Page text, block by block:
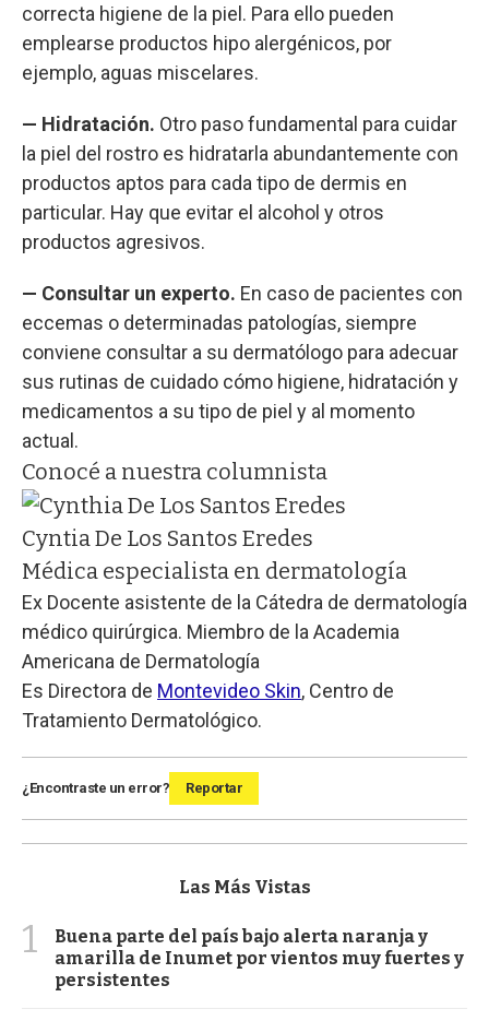
correcta higiene de la piel. Para ello pueden
emplearse productos hipo alergénicos, por
ejemplo, aguas miscelares.
— Hidratación. Otro paso fundamental para cuidar
la piel del rostro es hidratarla abundantemente con
productos aptos para cada tipo de dermis en
particular. Hay que evitar el alcohol y otros
productos agresivos.
— Consultar un experto. En caso de pacientes con
eccemas o determinadas patologías, siempre
conviene consultar a su dermatólogo para adecuar
sus rutinas de cuidado cómo higiene, hidratación y
medicamentos a su tipo de piel y al momento
actual.
Conocé a nuestra columnista
Cyntia De Los Santos Eredes
Médica especialista en dermatología
Ex Docente asistente de la Cátedra de dermatología
médico quirúrgica. Miembro de la Academia
Americana de Dermatología
Es Directora de Montevideo Skin, Centro de
Tratamiento Dermatológico.
¿Encontraste un error? Reportar
Las Más Vistas
1
Buena parte del país bajo alerta naranja y
amarilla de Inumet por vientos muy fuertes y
persistentes